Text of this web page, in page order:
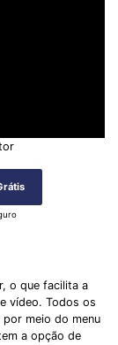
o que facilita a
vídeo. Todos os
meio do menu
a opção de